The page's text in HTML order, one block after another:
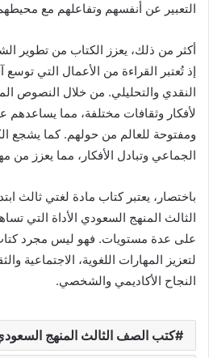
التعبير عن أنفسهم وتفاعلهم مع
أكثر من ذلك، يعزز الكتاب من تطوير
إذ تُعتبر القراءة من الأعمال التي توسع
النقدي والتحليلي. من خلال النصوص
لأفكار وثقافات مختلفة، مما يساعدهم
ومفتوحة للعالم من حولهم. كما يشجع
الجماعي وتبادل الأفكار، مما يعزز من
الثالث المنهج السعودي الأداة التي
على عدة مستويات. فهو ليس مجرد
لتعزيز المهارات اللغوية، الاجتماعية
النجاح الأكاديمي والشخصي.
كتب الصف الثالث المنهج